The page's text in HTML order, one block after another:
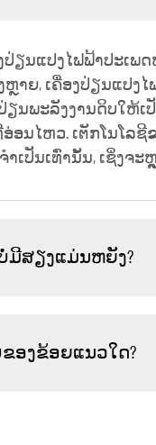
ຽນແປງໄຟຟ້າປະເ
ຫຼາຍ, ເຄື່ອງປ່ຽນແປ
ນພະລັງງານດິບໃຫ້
ນໄຫວ. ເຕັກໂນໂລ
ເປັນເທົ່ານັ້ນ, ເຊິ່ງຈ
ມີສຽງແມ່ນຫຍັງ?
ອງຂ້ອຍແນວໃດ?